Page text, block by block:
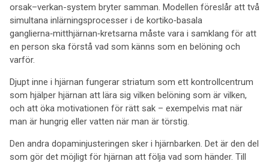
orsak–verkan-system bryter samman. Modellen föreslår att två
simultana inlärningsprocesser i de kortiko‑basala
ganglierna‑mitthjärnan‑kretsarna måste vara i samklang för att
en person ska förstå vad som känns som en belöning och
varför.
Djupt inne i hjärnan fungerar striatum som ett kontrollcentrum
som hjälper hjärnan att lära sig vilken belöning som är vilken,
och att öka motivationen för rätt sak – exempelvis mat när
man är hungrig eller vatten när man är törstig.
Den andra dopaminjusteringen sker i hjärnbarken. Det är den del
som gör det möjligt för hjärnan att följa vad som händer. Till